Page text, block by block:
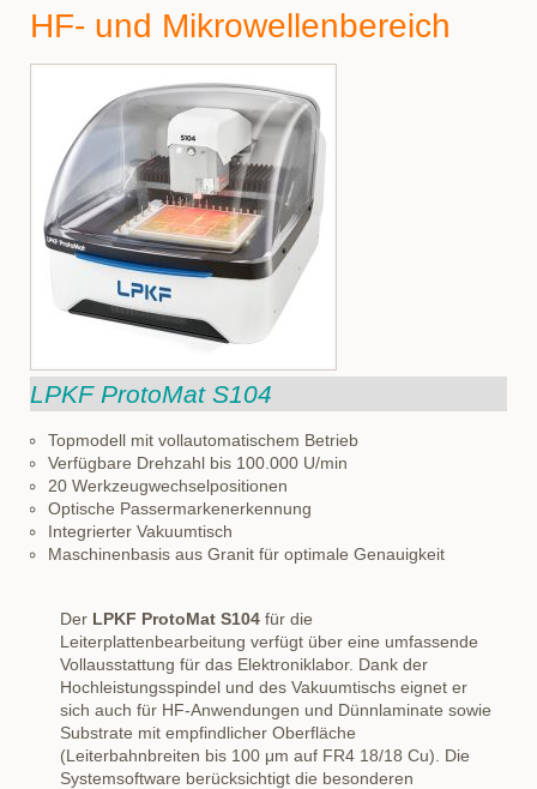
HF- und Mikrowellenbereich
LPKF ProtoMat S104
Topmodell mit vollautomatischem Betrieb
Verfügbare Drehzahl bis 100.000 U/min
20 Werkzeugwechselpositionen
Optische Passermarkenerkennung
Integrierter Vakuumtisch
Maschinenbasis aus Granit für optimale Genauigkeit
Der LPKF ProtoMat S104 für die
Leiterplattenbearbeitung verfügt über eine umfassende
Vollausstattung für das Elektroniklabor. Dank der
Hochleistungsspindel und des Vakuumtischs eignet er
sich auch für HF-Anwendungen und Dünnlaminate sowie
Substrate mit empfindlicher Oberfläche
(Leiterbahnbreiten bis 100 μm auf FR4 18/18 Cu). Die
Systemsoftware berücksichtigt die besonderen